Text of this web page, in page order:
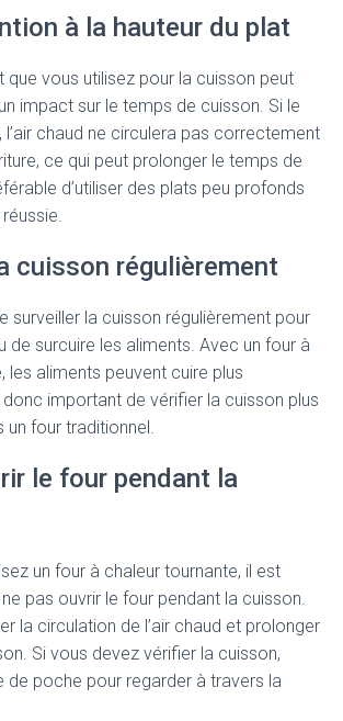
à la hauteur du plat
que vous utilisez pour la cuisson peut
impact sur le temps de cuisson. Si le
chaud ne circulera pas correctement
ce qui peut prolonger le temps de
d’utiliser des plats peu profonds
cuisson régulièrement
surveiller la cuisson régulièrement pour
de surcuire les aliments. Avec un four à
les aliments peuvent cuire plus
important de vérifier la cuisson plus
un four traditionnel.
le four pendant la
un four à chaleur tournante, il est
pas ouvrir le four pendant la cuisson.
la circulation de l’air chaud et prolonger
Si vous devez vérifier la cuisson,
de poche pour regarder à travers la